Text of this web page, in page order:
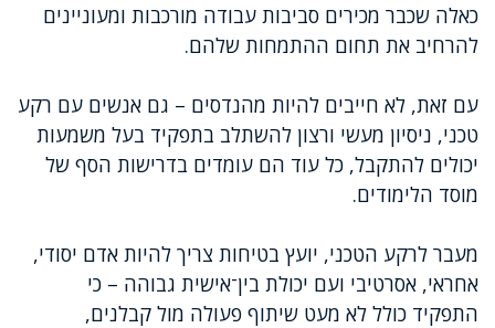
כאלה שכבר מכירים סביבות עבודה מורכבות ומעוניינים
להרחיב את תחום ההתמחות שלהם.
עם זאת, לא חייבים להיות מהנדסים – גם אנשים עם רקע
טכני, ניסיון מעשי ורצון להשתלב בתפקיד בעל משמעות
יכולים להתקבל, כל עוד הם עומדים בדרישות הסף של
מוסד הלימודים.
מעבר לרקע הטכני, יועץ בטיחות צריך להיות אדם יסודי,
אחראי, אסרטיבי ועם יכולת בין־אישית גבוהה – כי
התפקיד כולל לא מעט שיתוף פעולה מול קבלנים,